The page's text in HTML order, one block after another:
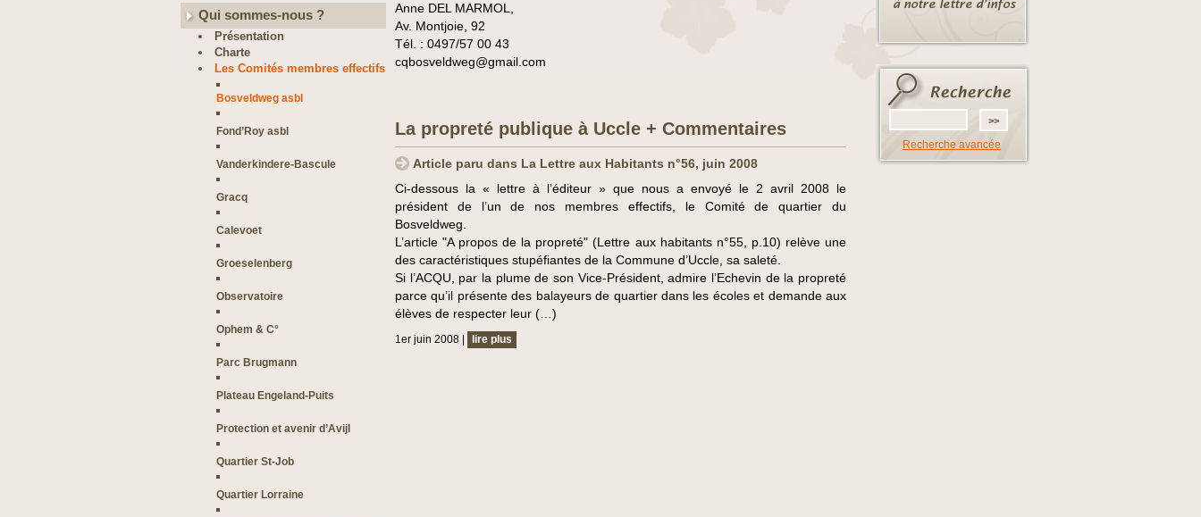
Qui sommes-nous ?
Présentation
Charte
Les Comités membres effectifs
Bosveldweg asbl
Fond’Roy asbl
Vanderkindere-Bascule
Gracq
Calevoet
Groeselenberg
Observatoire
Ophem & C°
Parc Brugmann
Plateau Engeland-Puits
Protection et avenir d’Avijl
Quartier St-Job
Quartier Lorraine
Anne DEL MARMOL,
Av. Montjoie, 92
Tél. : 0497/57 00 43
cqbosveldweg@gmail.com
La propreté publique à Uccle + Commentaires
Article paru dans La Lettre aux Habitants n°56, juin 2008
Ci-dessous la « lettre à l’éditeur » que nous a envoyé le 2 avril 2008 le
président de l’un de nos membres effectifs, le Comité de quartier du
Bosveldweg.
L’article "A propos de la propreté" (Lettre aux habitants n°55, p.10) relève une
des caractéristiques stupéfiantes de la Commune d’Uccle, sa saleté.
Si l’ACQU, par la plume de son Vice-Président, admire l’Echevin de la propreté
parce qu’il présente des balayeurs de quartier dans les écoles et demande aux
élèves de respecter leur (…)
1er juin 2008 | lire plus
Recherche avancée